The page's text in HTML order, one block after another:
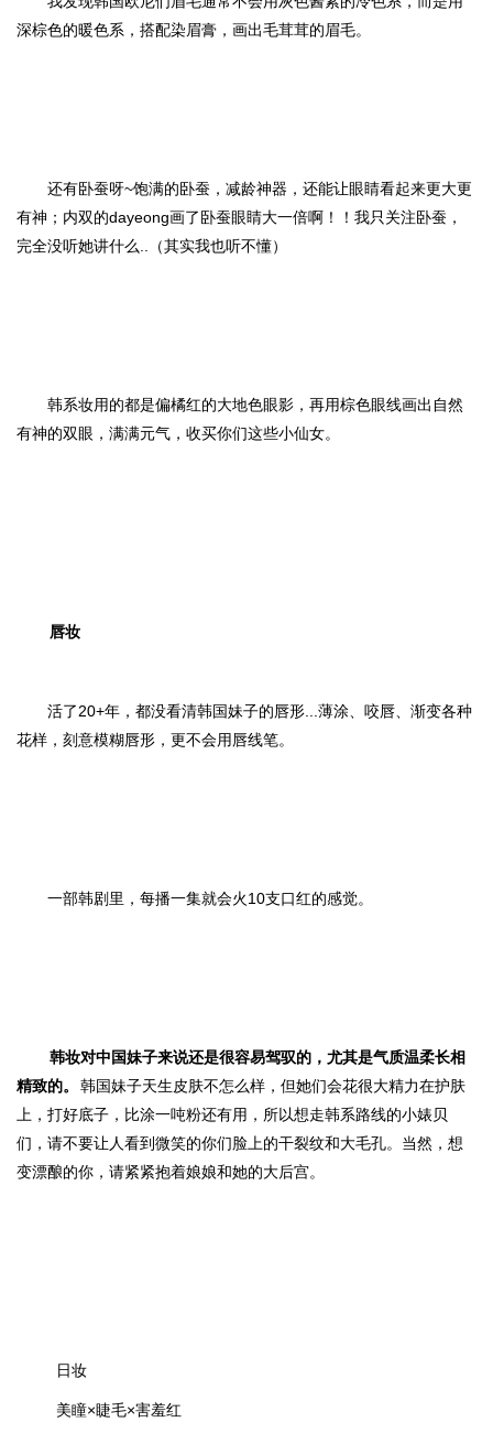
深棕色的暖色系，搭配染眉膏，画出毛茸茸的眉毛。
还有卧蚕呀~饱满的卧蚕，减龄神器，还能让眼睛看起来更大更
有神；内双的dayeong画了卧蚕眼睛大一倍啊！！我只关注卧蚕，
完全没听她讲什么..（其实我也听不懂）
韩系妆用的都是偏橘红的大地色眼影，再用棕色眼线画出自然
有神的双眼，满满元气，收买你们这些小仙女。
唇妆
活了20+年，都没看清韩国妹子的唇形...薄涂、咬唇、渐变各种
花样，刻意模糊唇形，更不会用唇线笔。
一部韩剧里，每播一集就会火10支口红的感觉。
韩妆对中国妹子来说还是很容易驾驭的，尤其是气质温柔长相
精致的。
韩国妹子天生皮肤不怎么样，但她们会花很大精力在护肤
上，打好底子，比涂一吨粉还有用，所以想走韩系路线的小婊贝
们，请不要让人看到微笑的你们脸上的干裂纹和大毛孔。当然，想
变漂酿的你，请紧紧抱着娘娘和她的大后宫。
日妆
美瞳×睫毛×害羞红